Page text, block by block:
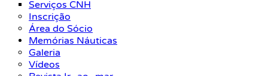
Serviços CNH
Inscrição
Área do Sócio
Memórias Náuticas
Galeria
Vídeos